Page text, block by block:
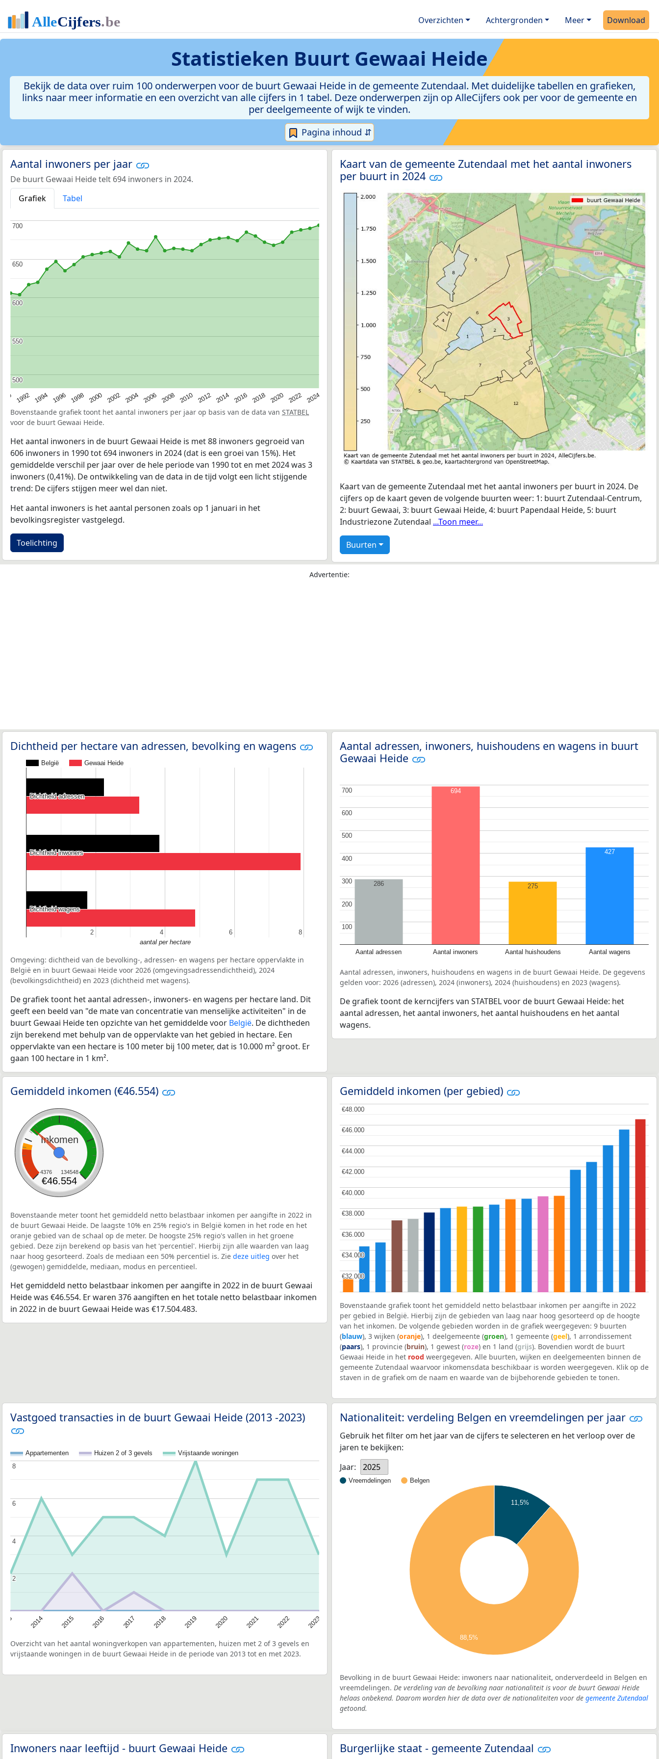
Overzichten Achtergronden Meer Download
Statistieken Buurt Gewaai Heide
Bekijk de data over ruim 100 onderwerpen voor de buurt Gewaai Heide in de gemeente Zutendaal. Met duidelijke tabellen en grafieken,
links naar meer informatie en een overzicht van alle cijfers in 1 tabel. Deze onderwerpen zijn op AlleCijfers ook per voor de gemeente en
per deelgemeente of wijk te vinden.
Pagina inhoud ⇵
Aantal inwoners per jaar
De buurt Gewaai Heide telt 694 inwoners in 2024.
Grafiek
Tabel
1992 1994 1996 1998 2000 2002 2004 2006 2008 2010 2012 2014 2016 2018 2020 2022 2024
500
500
550
550
600
600
650
650
700
700
Bovenstaande grafiek toont het aantal inwoners per jaar op basis van de data van STATBEL
voor de buurt Gewaai Heide.
Het aantal inwoners in de buurt Gewaai Heide is met 88 inwoners gegroeid van
606 inwoners in 1990 tot 694 inwoners in 2024 (dat is een groei van 15%). Het
gemiddelde verschil per jaar over de hele periode van 1990 tot en met 2024 was 3
inwoners (0,41%). De ontwikkeling van de data in de tijd volgt een licht stijgende
trend: De cijfers stijgen meer wel dan niet.
Het aantal inwoners is het aantal personen zoals op 1 januari in het
bevolkingsregister vastgelegd.
Toelichting
Kaart van de gemeente Zutendaal met het aantal inwoners
per buurt in 2024
Kaart van de gemeente Zutendaal met het aantal inwoners per buurt in 2024. De
cijfers op de kaart geven de volgende buurten weer: 1: buurt Zutendaal-Centrum,
2: buurt Gewaai, 3: buurt Gewaai Heide, 4: buurt Papendaal Heide, 5: buurt
Industriezone Zutendaal ...Toon meer...
Buurten
Advertentie:
Dichtheid per hectare van adressen, bevolking en wagens
België Gewaai Heide
2
2 4
4 6
6 8
8
Dichtheid adressen
Dichtheid adressen
Dichtheid inwoners
Dichtheid inwoners
Dichtheid wagens
Dichtheid wagens
aantal per hectare
Omgeving: dichtheid van de bevolking-, adressen- en wagens per hectare oppervlakte in
België en in buurt Gewaai Heide voor 2026 (omgevingsadressendichtheid), 2024
(bevolkingsdichtheid) en 2023 (dichtheid met wagens).
De grafiek toont het aantal adressen-, inwoners- en wagens per hectare land. Dit
geeft een beeld van "de mate van concentratie van menselijke activiteiten" in de
buurt Gewaai Heide ten opzichte van het gemiddelde voor België. De dichtheden
zijn berekend met behulp van de oppervlakte van het gebied in hectare. Een
oppervlakte van een hectare is 100 meter bij 100 meter, dat is 10.000 m² groot. Er
gaan 100 hectare in 1 km².
Aantal adressen, inwoners, huishoudens en wagens in buurt
Gewaai Heide
Aantal adressen Aantal inwoners Aantal huishoudens Aantal wagens
100
100
200
200
300
300
400
400
500
500
600
600
700
700
286
694
275
427
Aantal adressen, inwoners, huishoudens en wagens in de buurt Gewaai Heide. De gegevens
gelden voor: 2026 (adressen), 2024 (inwoners), 2024 (huishoudens) en 2023 (wagens).
De grafiek toont de kerncijfers van STATBEL voor de buurt Gewaai Heide: het
aantal adressen, het aantal inwoners, het aantal huishoudens en het aantal
wagens.
Gemiddeld inkomen (€46.554)
Inkomen
4376 134548
€46.554
Bovenstaande meter toont het gemiddeld netto belastbaar inkomen per aangifte in 2022 in
de buurt Gewaai Heide. De laagste 10% en 25% regio's in België komen in het rode en het
oranje gebied van de schaal op de meter. De hoogste 25% regio's vallen in het groene
gebied. Deze zijn berekend op basis van het 'percentiel'. Hierbij zijn alle waarden van laag
naar hoog gesorteerd. Zoals de mediaan een 50% percentiel is. Zie deze uitleg over het
(gewogen) gemiddelde, mediaan, modus en percentieel.
Het gemiddeld netto belastbaar inkomen per aangifte in 2022 in de buurt Gewaai
Heide was €46.554. Er waren 376 aangiften en het totale netto belastbaar inkomen
in 2022 in de buurt Gewaai Heide was €17.504.483.
Gemiddeld inkomen (per gebied)
€32.000
€32.000
€34.000
€34.000
€36.000
€36.000
€38.000
€38.000
€40.000
€40.000
€42.000
€42.000
€44.000
€44.000
€46.000
€46.000
€48.000
€48.000
Bovenstaande grafiek toont het gemiddeld netto belastbaar inkomen per aangifte in 2022
per gebied in België. Hierbij zijn de gebieden van laag naar hoog gesorteerd op de hoogte
van het inkomen. De volgende gebieden worden in de grafiek weergegeven: 9 buurten
(blauw), 3 wijken (oranje), 1 deelgemeente (groen), 1 gemeente (geel), 1 arrondissement
(paars), 1 provincie (bruin), 1 gewest (roze) en 1 land (grijs). Bovendien wordt de buurt
Gewaai Heide in het rood weergegeven. Alle buurten, wijken en deelgemeenten binnen de
gemeente Zutendaal waarvoor inkomensdata beschikbaar is worden weergegeven. Klik op de
staven in de grafiek om de naam en waarde van de bijbehorende gebieden te tonen.
Vastgoed transacties in de buurt Gewaai Heide (2013 -2023)
Appartementen Huizen 2 of 3 gevels Vrijstaande woningen
2014 2015 2016 2017 2018 2019 2020 2021 2022 2023
2
2
4
4
6
6
8
8
Overzicht van het aantal woningverkopen van appartementen, huizen met 2 of 3 gevels en
vrijstaande woningen in de buurt Gewaai Heide in de periode van 2013 tot en met 2023.
Nationaliteit: verdeling Belgen en vreemdelingen per jaar
Gebruik het filter om het jaar van de cijfers te selecteren en het verloop over de
jaren te bekijken:
Jaar:
2025
Vreemdelingen Belgen
11,5%
88,5%
Bevolking in de buurt Gewaai Heide: inwoners naar nationaliteit, onderverdeeld in Belgen en
vreemdelingen. De verdeling van de bevolking naar nationaliteit is voor de buurt Gewaai Heide
helaas onbekend. Daarom worden hier de data over de nationaliteiten voor de gemeente Zutendaal
getoond.
Inwoners naar leeftijd - buurt Gewaai Heide Burgerlijke staat - gemeente Zutendaal